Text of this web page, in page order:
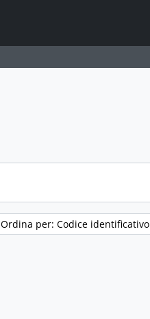
Ordina per: Codice identificativo